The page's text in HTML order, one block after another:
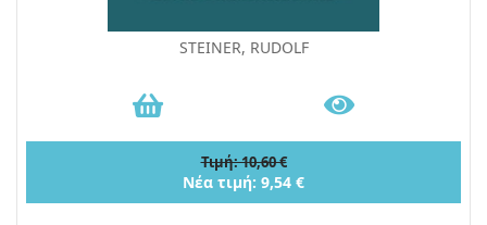
STEINER, RUDOLF
Τιμή: 10,60 €
Νέα τιμή: 9,54 €